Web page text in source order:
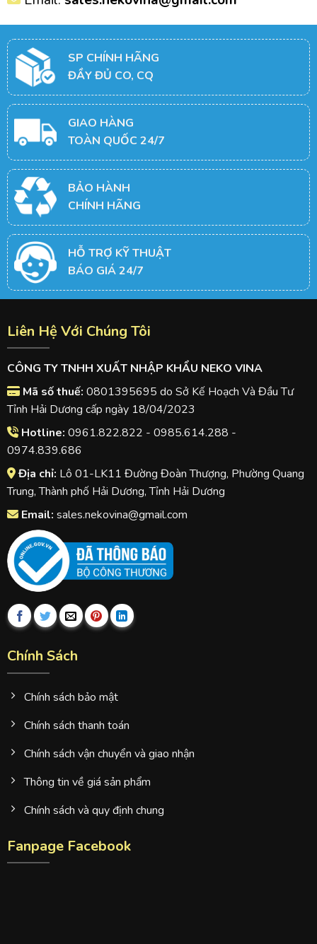
SP CHÍNH HÃNG
ĐẦY ĐỦ CO, CQ
GIAO HÀNG
TOÀN QUỐC 24/7
BẢO HÀNH
CHÍNH HÃNG
HỖ TRỢ KỸ THUẬT
BÁO GIÁ 24/7
Liên Hệ Với Chúng Tôi
CÔNG TY TNHH XUẤT NHẬP KHẨU NEKO VINA
Mã số thuế: 0801395695 do Sở Kế Hoạch Và Đầu Tư
Tỉnh Hải Dương cấp ngày 18/04/2023
Hotline: 0961.822.822 - 0985.614.288 -
0974.839.686
Địa chỉ: Lô 01-LK11 Đường Đoàn Thượng, Phường Quang
Trung, Thành phố Hải Dương, Tỉnh Hải Dương
Email: sales.nekovina@gmail.com
Chính Sách
Chính sách bảo mật
Chính sách thanh toán
Chính sách vận chuyển và giao nhận
Thông tin về giá sản phẩm
Chính sách và quy định chung
Fanpage Facebook